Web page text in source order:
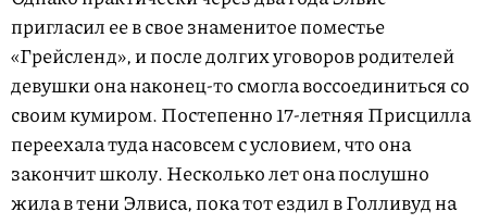
пригласил ее в свое знаменитое поместье
«Грейсленд», и после долгих уговоров родителей
девушки она наконец-то смогла воссоединиться со
своим кумиром. Постепенно 17-летняя Присцилла
переехала туда насовсем с условием, что она
закончит школу. Несколько лет она послушно
жила в тени Элвиса, пока тот ездил в Голливуд на